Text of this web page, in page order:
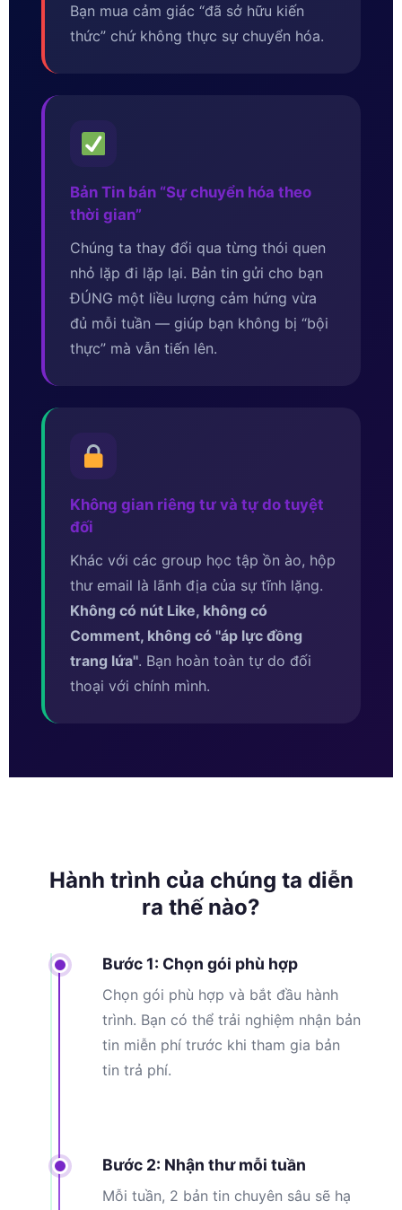
Bạn mua cảm giác “đã sở hữu kiến
thức” chứ không thực sự chuyển hóa.
Bản Tin bán “Sự chuyển hóa theo
thời gian”
Chúng ta thay đổi qua từng thói quen
nhỏ lặp đi lặp lại. Bản tin gửi cho bạn
ĐÚNG một liều lượng cảm hứng vừa
đủ mỗi tuần — giúp bạn không bị “bội
thực” mà vẫn tiến lên.
Không gian riêng tư và tự do tuyệt
đối
Khác với các group học tập ồn ào, hộp
thư email là lãnh địa của sự tĩnh lặng.
Không có nút Like, không có
Comment, không có ''áp lực đồng
trang lứa''. Bạn hoàn toàn tự do đối
thoại với chính mình.
Hành trình của chúng ta diễn
ra thế nào?
Bước 1: Chọn gói phù hợp
Chọn gói phù hợp và bắt đầu hành
trình. Bạn có thể trải nghiệm nhận bản
tin miễn phí trước khi tham gia bản
tin trả phí.
Bước 2: Nhận thư mỗi tuần
Mỗi tuần, 2 bản tin chuyên sâu sẽ hạ